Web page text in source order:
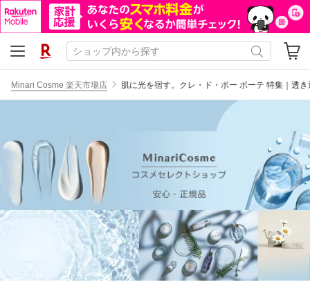
Minari Cosme 楽天市場店 肌に光を宿す。クレ・ド・ポー ボーテ 特集｜透